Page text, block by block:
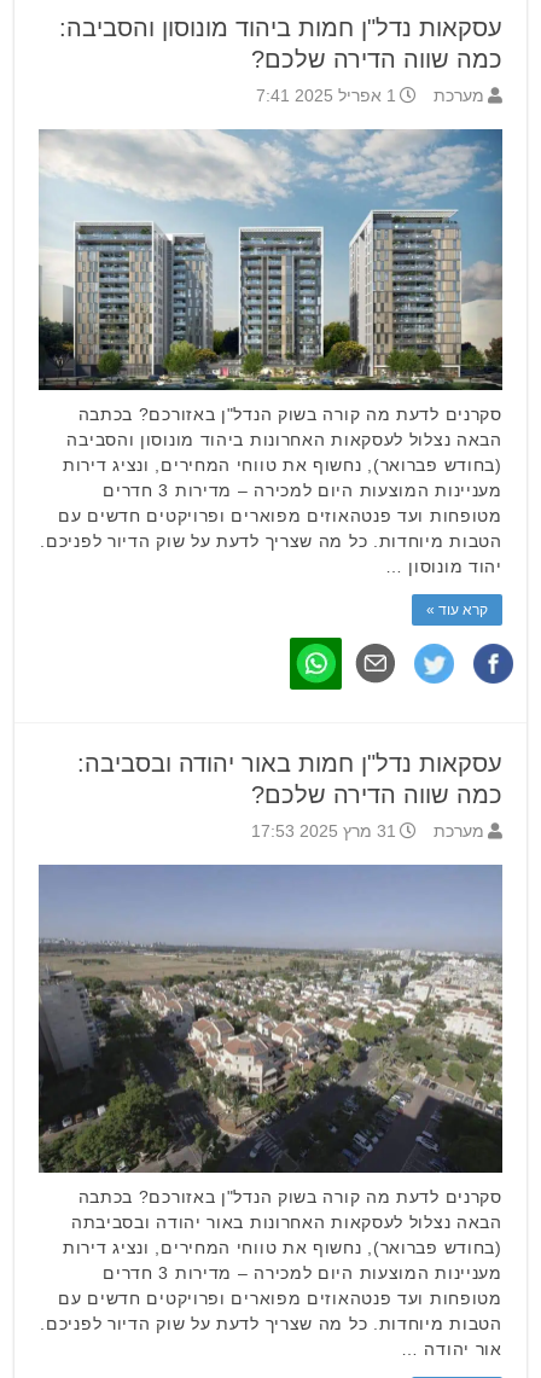
עסקאות נדל"ן חמות ביהוד מונוסון והסביבה:
כמה שווה הדירה שלכם?
מערכת 1 אפריל 2025 7:41
סקרנים לדעת מה קורה בשוק הנדל"ן באזורכם? בכתבה
הבאה נצלול לעסקאות האחרונות ביהוד מונוסון והסביבה
(בחודש פברואר), נחשוף את טווחי המחירים, ונציג דירות
מעניינות המוצעות היום למכירה – מדירות 3 חדרים
מטופחות ועד פנטהאוזים מפוארים ופרויקטים חדשים עם
הטבות מיוחדות. כל מה שצריך לדעת על שוק הדיור לפניכם.
יהוד מונוסון …
קרא עוד »
עסקאות נדל"ן חמות באור יהודה ובסביבה:
כמה שווה הדירה שלכם?
מערכת 31 מרץ 2025 17:53
סקרנים לדעת מה קורה בשוק הנדל"ן באזורכם? בכתבה
הבאה נצלול לעסקאות האחרונות באור יהודה ובסביבתה
(בחודש פברואר), נחשוף את טווחי המחירים, ונציג דירות
מעניינות המוצעות היום למכירה – מדירות 3 חדרים
מטופחות ועד פנטהאוזים מפוארים ופרויקטים חדשים עם
הטבות מיוחדות. כל מה שצריך לדעת על שוק הדיור לפניכם.
אור יהודה …